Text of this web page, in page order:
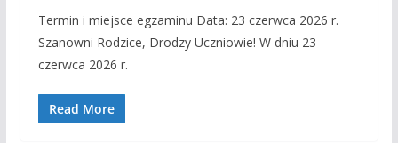
Termin i miejsce egzaminu Data: 23 czerwca 2026 r.
Szanowni Rodzice, Drodzy Uczniowie! W dniu 23
czerwca 2026 r.
Read More